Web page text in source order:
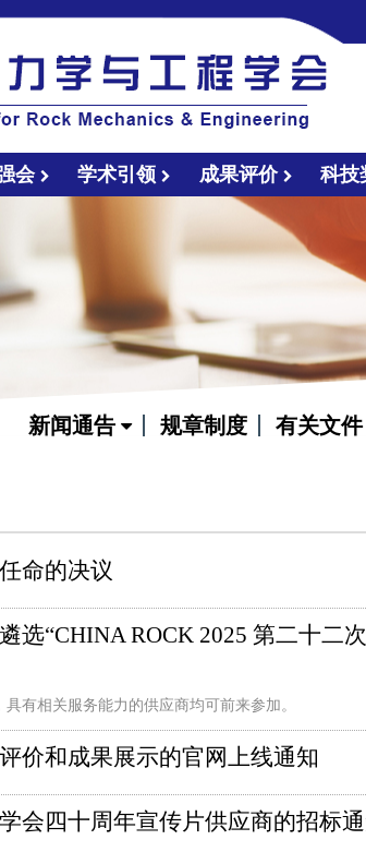
会 学术引领 成果评价 科
新闻通告 规章制度 有关文件
命的决议
选“CHINA ROCK 2025 第二十二
有相关服务能力的供应商均可前来参加。
价和成果展示的官网上线通知
会四十周年宣传片供应商的招标